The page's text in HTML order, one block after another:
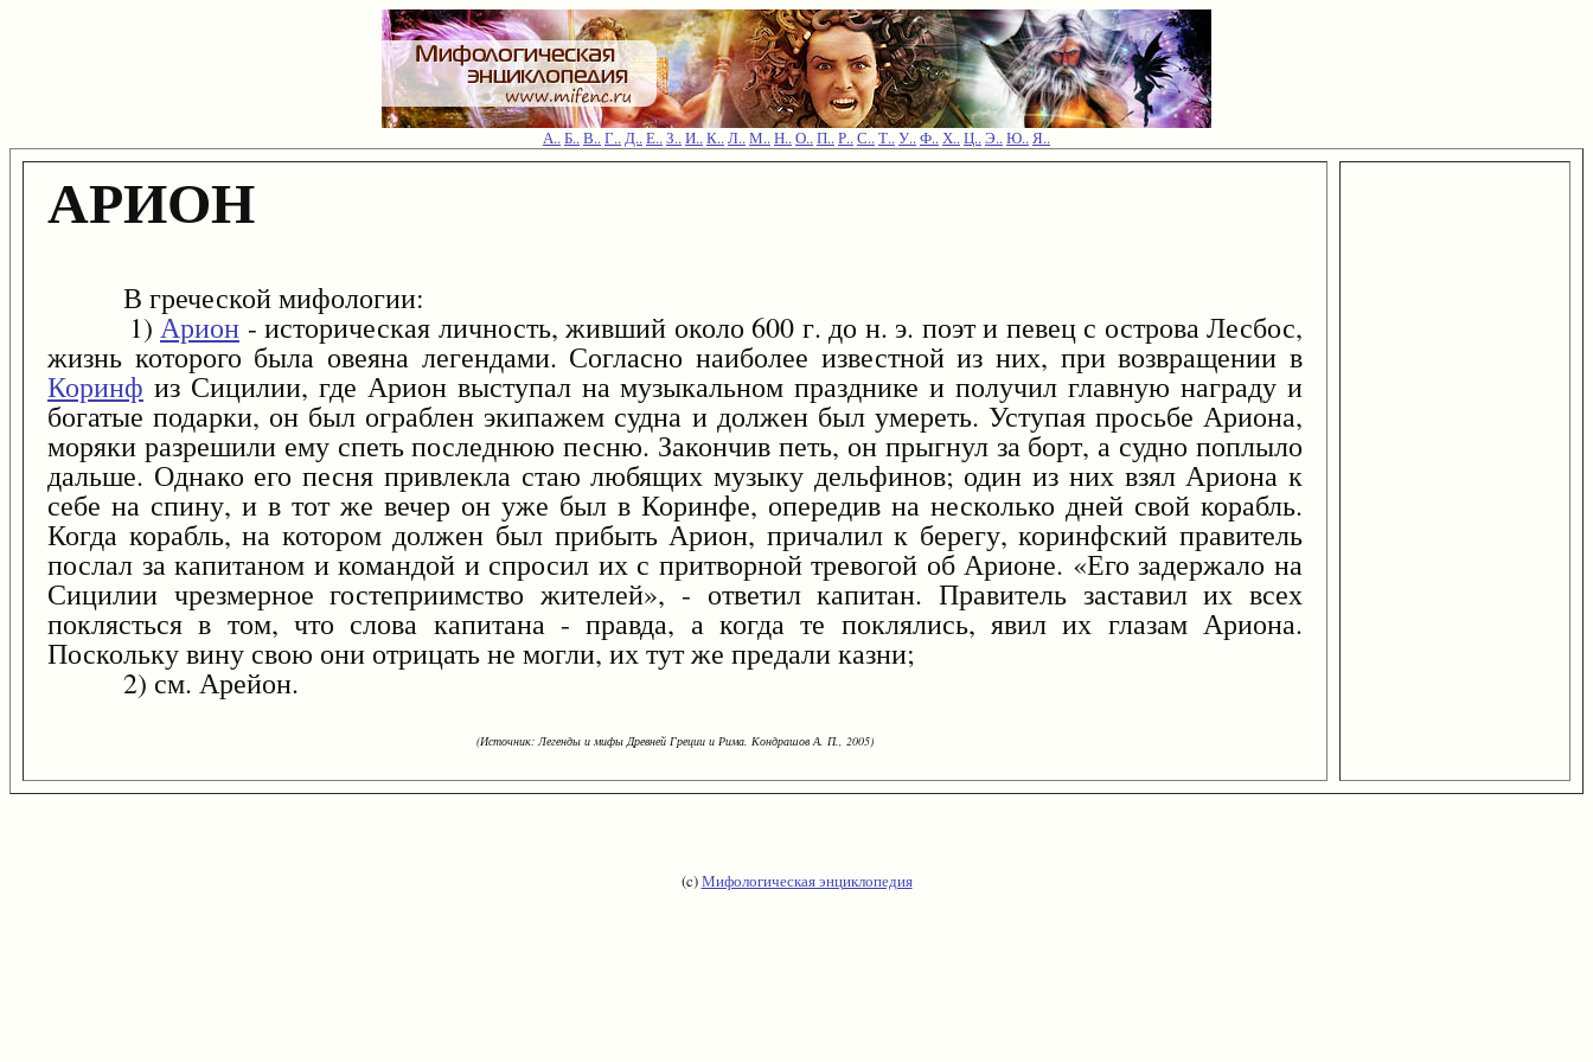
А..Б..В..Г..Д..Е..З..И..К..Л..М..Н..О..П..Р..С..Т..У..Ф..Х..Ц..Э..Ю..Я..
АРИОН
В греческой мифологии:
1) Арион - историческая личность, живший около 600 г. до н. э. поэт и певец с острова Лесбос,
жизнь которого была овеяна легендами. Согласно наиболее известной из них, при возвращении в
Коринф из Сицилии, где Арион выступал на музыкальном празднике и получил главную награду и
богатые подарки, он был ограблен экипажем судна и должен был умереть. Уступая просьбе Ариона,
моряки разрешили ему спеть последнюю песню. Закончив петь, он прыгнул за борт, а судно поплыло
дальше. Однако его песня привлекла стаю любящих музыку дельфинов; один из них взял Ариона к
себе на спину, и в тот же вечер он уже был в Коринфе, опередив на несколько дней свой корабль.
Когда корабль, на котором должен был прибыть Арион, причалил к берегу, коринфский правитель
послал за капитаном и командой и спросил их с притворной тревогой об Арионе. «Его задержало на
Сицилии чрезмерное гостеприимство жителей», - ответил капитан. Правитель заставил их всех
поклясться в том, что слова капитана - правда, а когда те поклялись, явил их глазам Ариона.
Поскольку вину свою они отрицать не могли, их тут же предали казни;
2) см. Арейон.
(Источник: Легенды и мифы Древней Греции и Рима. Кондрашов А. П., 2005)
(c)Мифологическая энциклопедия